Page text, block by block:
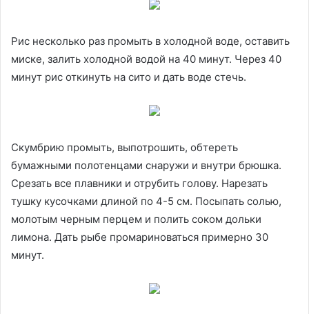
Рис несколько раз промыть в холодной воде, оставить
миске, залить холодной водой на 40 минут. Через 40
минут рис откинуть на сито и дать воде стечь.
Скумбрию промыть, выпотрошить, обтереть
бумажными полотенцами снаружи и внутри брюшка.
Срезать все плавники и отрубить голову. Нарезать
тушку кусочками длиной по 4-5 см. Посыпать солью,
молотым черным перцем и полить соком дольки
лимона. Дать рыбе промариноваться примерно 30
минут.